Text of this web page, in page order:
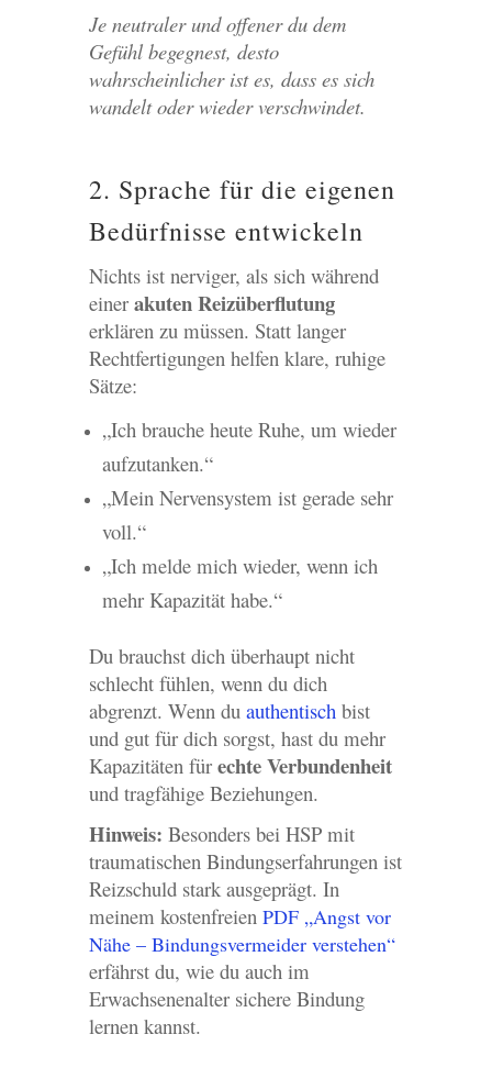
Je neutraler und offener du dem
Gefühl begegnest, desto
wahrscheinlicher ist es, dass es sich
wandelt oder wieder verschwindet.
2. Sprache für die eigenen
Bedürfnisse entwickeln
Nichts ist nerviger, als sich während
einer akuten Reizüberflutung
erklären zu müssen. Statt langer
Rechtfertigungen helfen klare, ruhige
Sätze:
„Ich brauche heute Ruhe, um wieder
aufzutanken.“
„Mein Nervensystem ist gerade sehr
voll.“
„Ich melde mich wieder, wenn ich
mehr Kapazität habe.“
Du brauchst dich überhaupt nicht
schlecht fühlen, wenn du dich
abgrenzt. Wenn du authentischbist
und gut für dich sorgst, hast du mehr
Kapazitäten für echte Verbundenheit
und tragfähige Beziehungen.
Hinweis: Besonders bei HSP mit
traumatischen Bindungserfahrungen ist
Reizschuld stark ausgeprägt. In
meinem kostenfreien PDF „Angst vor
Nähe – Bindungsvermeider verstehen“
erfährst du, wie du auch im
Erwachsenenalter sichere Bindung
lernen kannst.